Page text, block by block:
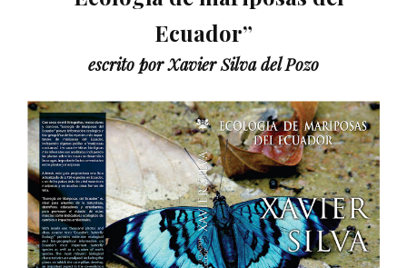
Ecuador”
escrito por Xavier Silva del Pozo